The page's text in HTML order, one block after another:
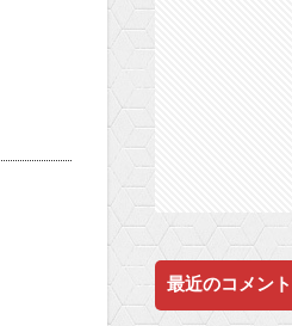
最近のコメント